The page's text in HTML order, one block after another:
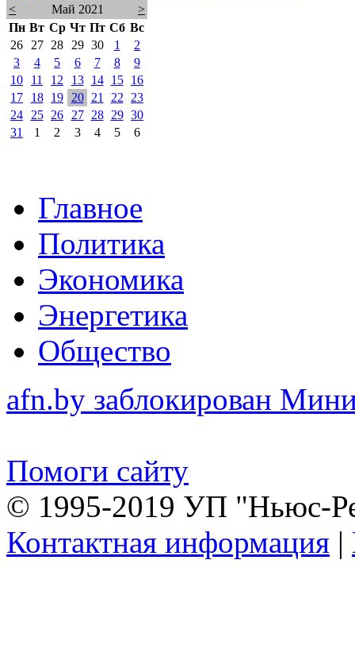
< Май 2021
>
Пн Вт Ср Чт Пт Сб Вс
26
27 28 29 30 1
2
3
4 5 6 7 8
9
10
11 12 13 14 15
16
17
18 19 20 21 22
23
24
25 26 27 28 29 30
31
1 2 3 4 5 6
Главное
Политика
Экономика
Энергетика
Общество
afn.by заблокирован
Помоги сайту
© 1995-2019 УП "Ньюс-
Контактная информация |